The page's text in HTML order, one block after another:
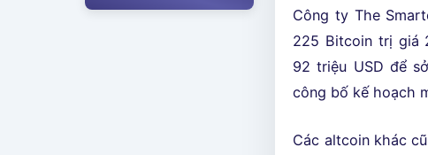
Công ty The
225 Bitcoin trị giá
92 triệu USD để
công bố kế hoạch
Các altcoin khác